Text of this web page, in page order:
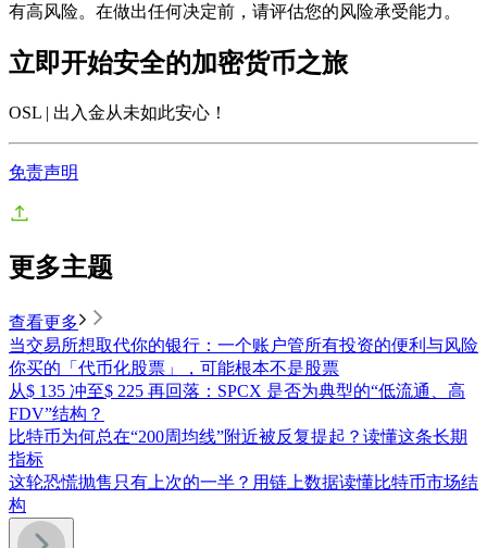
有高风险。在做出任何决定前，请评估您的风险承受能力。
立即开始安全的加密货币之旅
OSL | 出入金从未如此安心 ！
免责声明
更多主题
查看更多
当交易所想取代你的银行：一个账户管所有投资的便利与风险
你买的「代币化股票」，可能根本不是股票
从$ 135 冲至$ 225 再回落：SPCX 是否为典型的“低流通、高
FDV”结构？
比特币为何总在“200周均线”附近被反复提起？读懂这条长期
指标
这轮恐慌抛售只有上次的一半？用链上数据读懂比特币市场结
构